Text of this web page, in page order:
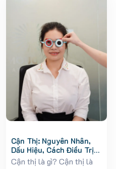
Cận Thị: Nguyên Nhân,
Dấu Hiệu, Cách Điều Trị
Và Phòng Ngừa Hiệu Quả
Cận thị là gì? Cận thị là